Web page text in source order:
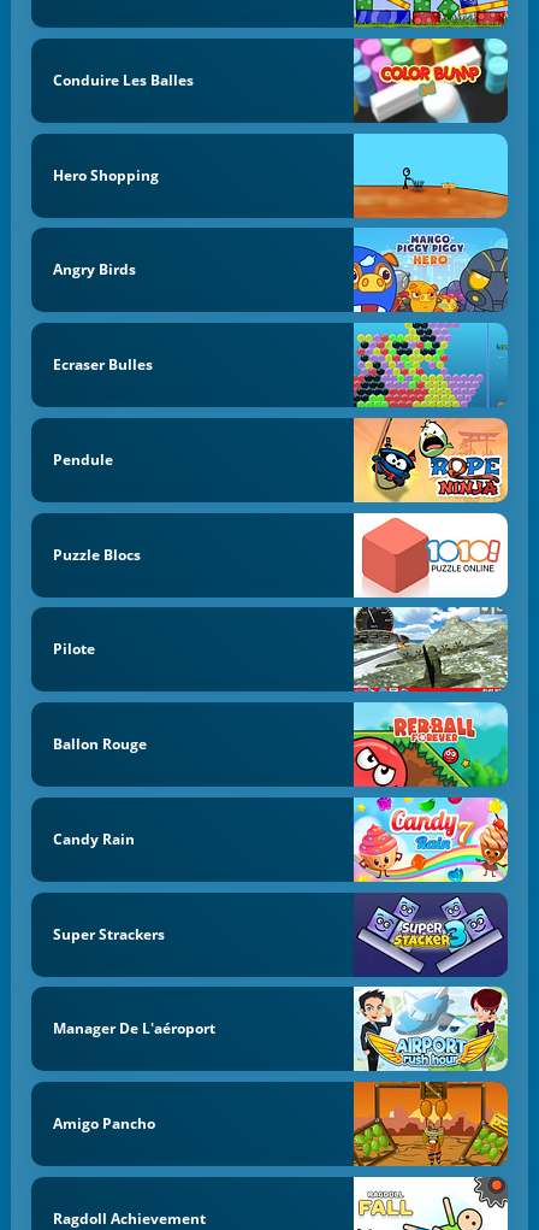
Conduire Les Balles
Hero Shopping
Angry Birds
Ecraser Bulles
Pendule
Puzzle Blocs
Pilote
Ballon Rouge
Candy Rain
Super Strackers
Manager De L'aéroport
Amigo Pancho
Ragdoll Achievement